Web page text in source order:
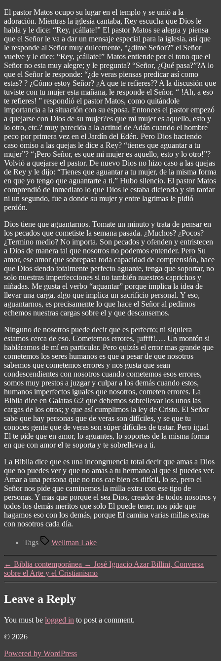
El pastor Matos ocupo su lugar en el templo y se unió a la
adoración. Mientras la iglesia cantaba, Rey escucha que Dios le
habla y le dice: “Rey, ¡cállate!” El pastor Matos se alegra y piensa
que el Señor le va a dar un mensaje especial para la iglesia, así que
le responde al Señor muy dulcemente, “¿dime Señor?” el Señor
vuelve y le dice: “Rey, ¡cállate!” Matos entiende por el tono que el
Señor no esta muy alegre; y le pregunta? “Señor, ¿Qué pasa?”?A lo
que el Señor le responde: “¿de veras piensas predicar así como
estas? ? ¿Cómo estoy Señor? ¿A que te refieres?? A la discusión que
tuviste con tu mujer esta mañana, le responde el Señor. “ !Ah, a eso
te refieres! ” respondió el pastor Matos, como quitándole
importancia a la situación con su esposa. Entonces el pastor empezó
a quejarse con Dios de su mujer?es que mi mujer es aquello, esto y
lo otro, etc.? muy parecida a la actitud de Adán cuando el hombre
peco por primera vez en el Jardín del Edén. Pero Dios haciendo
caso omiso a las quejas le dice a Rey? “tienes que aguantar a tu
mujer”? “¡Pero Señor, es que mi mujer es aquello, esto y lo otro!”?
Volvió a quejarse el pastor. De nuevo Dios no hizo caso a las quejas
de Rey y le dijo: “Tienes que aguantar a tu mujer, de la misma forma
en que yo tengo que aguantarte a ti.” Hubo silencio. El pastor Matos
comprendió de inmediato lo que Dios le estaba diciendo y sin tardar
ni un segundo, fue a donde su mujer y entre lagrimas le pidió
perdón.
Dios tiene que aguantarnos. Tomate un minuto y trata de pensar en
los pecados que cometiste la semana pasada. ¿Muchos? ¿Pocos?
¿Termino medio? No importa. Son pecados y ofenden y entristecen
a Dios de manera tal que nosotros no podemos entender. Pero Su
amor, ese amor que sobrepasa toda capacidad de comprensión, hace
que Dios siendo totalmente perfecto aguante, tenga que soportar, no
solo nuestras imperfecciones si no también nuestros caprichos y
niñadas. Me gusta el verbo “aguantar” porque implica la idea de
llevar una carga, algo que implica un sacrificio personal. Y eso,
aguantarnos, es precisamente lo que hace el Señor al pedirnos
echemos nuestras cargas sobre el y que descansemos.
Ninguno de nosotros puede decir que es perfecto; ni siquiera
estamos cerca de eso. Cometemos errores, ¡uffff!…. Un montón si
habláramos de mí en particular. Pero quizás el error mas grande que
cometemos los seres humanos es que a pesar de que nosotros
sabemos que cometemos errores y nos gusta que sean
condescendientes con nosotros cuando cometemos esos errores,
somos muy prestos a juzgar y culpar a los demás cuando estos,
humanos imperfectos iguales que nosotros, cometen errores. La
Biblia dice en Galatas 6:2 que debemos sobrellevar los unos las
cargas de los otros; y que así cumplimos la ley de Cristo. El Señor
sabe que hay personas que de veras son difíciles, y se que tu
conoces gente que de veras son súper difíciles de tratar. Pero igual
El te pide que en amor, lo aguantes, lo soportes de la misma forma
en que con amor el te soporta y te sobrelleva a ti.
La Biblia dice que es una incongruencia total decir que amas a Dios
que no puedes ver y que no amas a tu hermano al que si puedes ver.
Amar a una persona que no nos cae bien es difícil, lo se, pero el
Señor nos pide que caminemos la milla extra con ese tipo de
personas. Y mas que porque el sea Dios, creador de todos nosotros y
todos los demás meritos que solo El puede tener, nos pide que
hagamos eso con los demás, porque El camina varias millas extras
con nosotros cada día.
Tags Wellman Lake
← Biblia contemporánea → José Ignacio Azar Billini, Conversa
sobre el Arte y el Cristianismo
Leave a Reply
You must be logged in to post a comment.
© 2026
Powered by WordPress